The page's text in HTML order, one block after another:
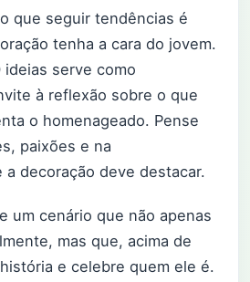
que seguir tendências é
tenha a cara do jovem.
ideias serve como
à reflexão sobre o que
o homenageado. Pense
paixões e na
a decoração deve destacar.
um cenário que não apenas
mas que, acima de
e celebre quem ele é.